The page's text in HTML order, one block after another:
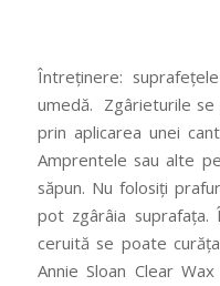
Întreținere:
umedă. Zgârieturile
prin aplicarea unei
Amprentele sau alte
săpun. Nu folosiți
pot zgârâia suprafața.
ceruită se poate
Annie Sloan Clear